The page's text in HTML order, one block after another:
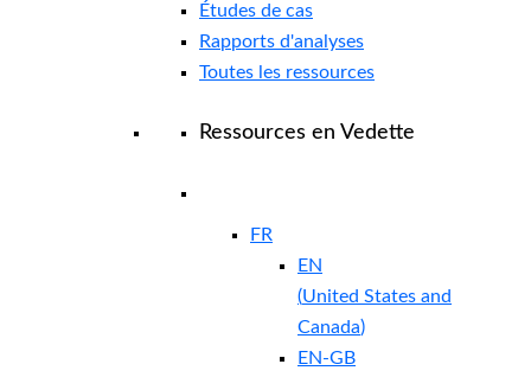
Études de cas
Rapports d'analyses
Toutes les ressources
Ressources en Vedette
FR
EN
(United States and
Canada)
EN-GB